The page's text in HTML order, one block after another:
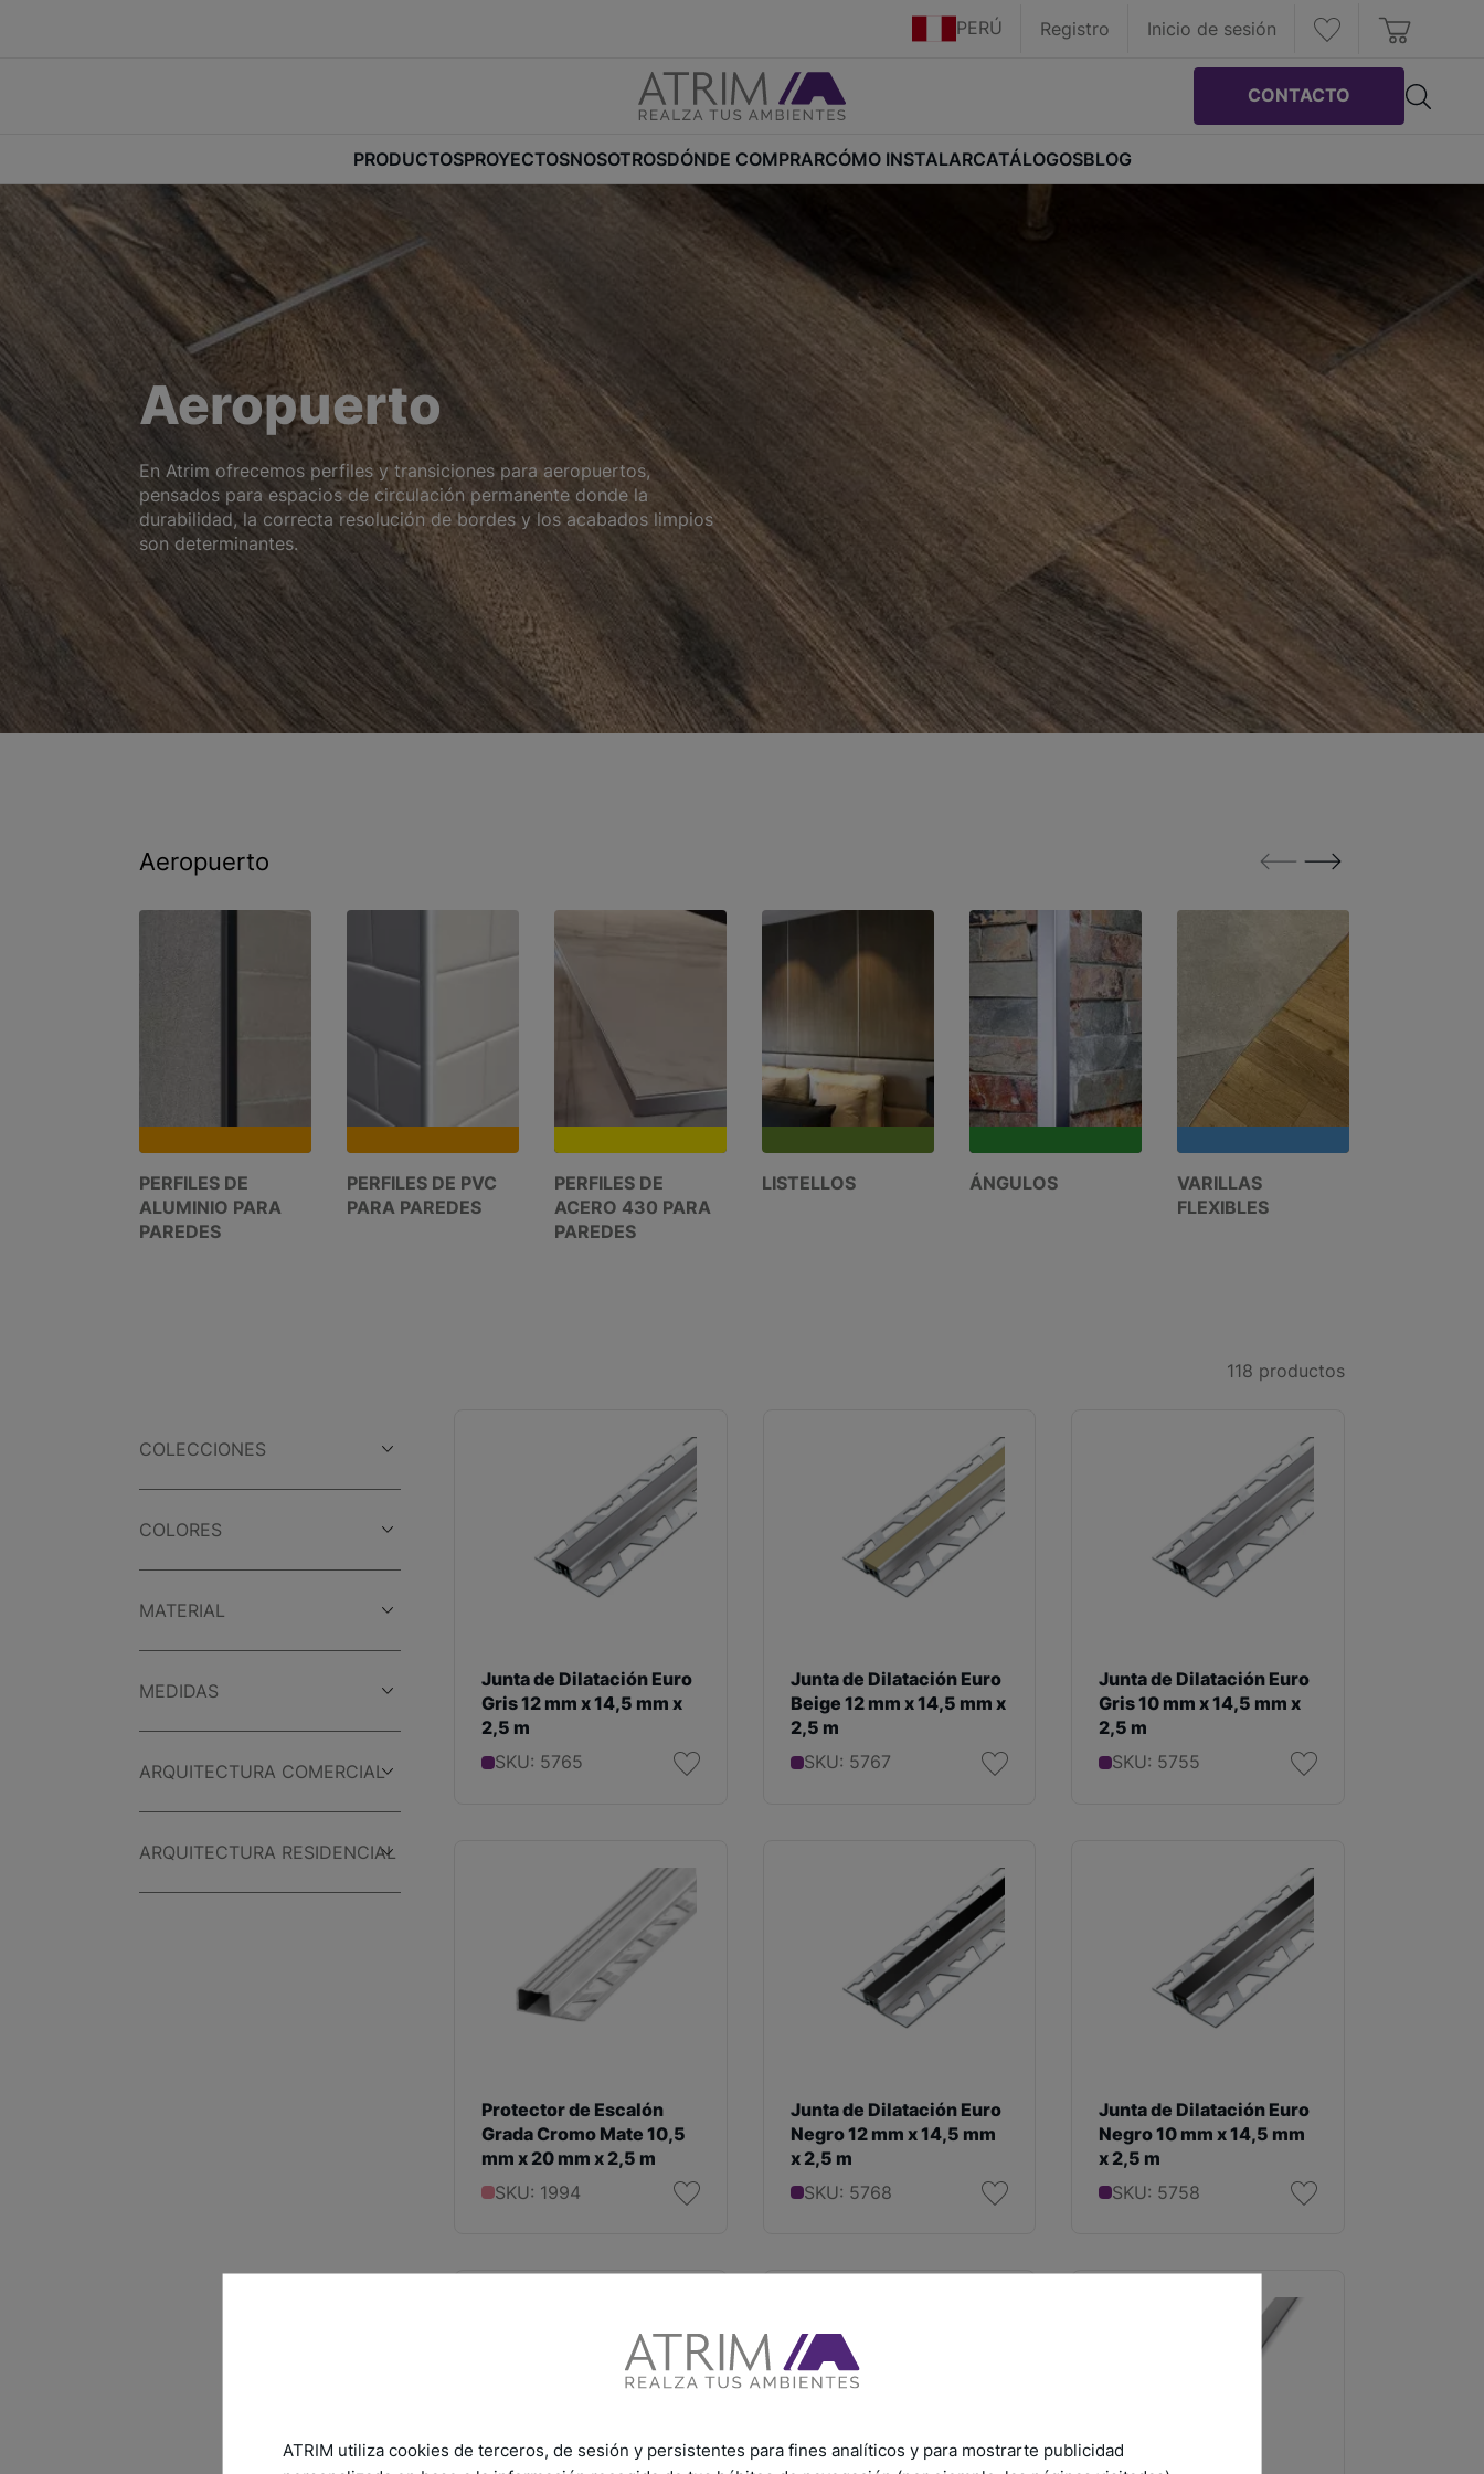
PERÚ Registro Inicio de sesión
CONTACTO
PRODUCTOSPROYECTOSNOSOTROSDÓNDE COMPRARCÓMO INSTALARCATÁLOGOSBLOG
Aeropuerto
En Atrim ofrecemos perfiles y transiciones para aeropuertos,
pensados para espacios de circulación permanente donde la
durabilidad, la correcta resolución de bordes y los acabados limpios
son determinantes.
Aeropuerto
PERFILES DE
ALUMINIO PARA
PAREDES
PERFILES DE PVC
PARA PAREDES
PERFILES DE
ACERO 430 PARA
PAREDES
LISTELLOS ÁNGULOS
VARILLAS
FLEXIBLES
118 productos
COLECCIONES
COLORES
MATERIAL
MEDIDAS
ARQUITECTURA COMERCIAL
ARQUITECTURA RESIDENCIAL
Junta de Dilatación Euro
Gris 12 mm x 14,5 mm x
2,5 m
SKU: 5765
Junta de Dilatación Euro
Beige 12 mm x 14,5 mm x
2,5 m
SKU: 5767
Junta de Dilatación Euro
Gris 10 mm x 14,5 mm x
2,5 m
SKU: 5755
Protector de Escalón
Grada Cromo Mate 10,5
mm x 20 mm x 2,5 m
SKU: 1994
Junta de Dilatación Euro
Negro 12 mm x 14,5 mm
x 2,5 m
SKU: 5768
Junta de Dilatación Euro
Negro 10 mm x 14,5 mm
x 2,5 m
SKU: 5758
ATRIM utiliza cookies de terceros, de sesión y persistentes para fines analíticos y para mostrarte publicidad